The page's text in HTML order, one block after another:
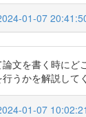
01-07
文を書く時にど
うかを解説して
01-07 10:02:21